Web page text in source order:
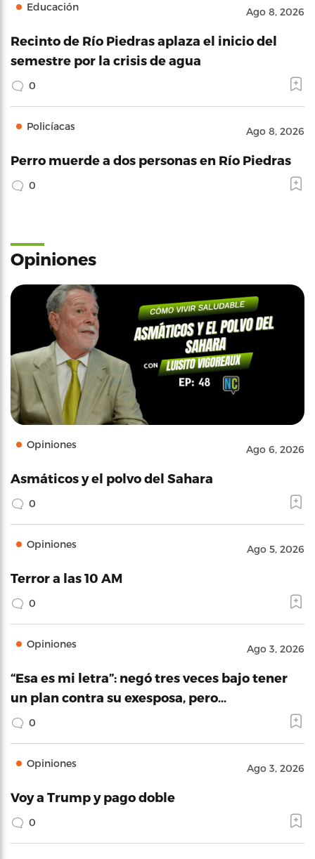
Educación Ago 8, 2026
Recinto de Río Piedras aplaza el inicio del
semestre por la crisis de agua
0
Policíacas Ago 8, 2026
Perro muerde a dos personas en Río Piedras
0
Opiniones
Opiniones Ago 6, 2026
Asmáticos y el polvo del Sahara
0
Opiniones Ago 5, 2026
Terror a las 10 AM
0
Opiniones Ago 3, 2026
“Esa es mi letra”: negó tres veces bajo tener
un plan contra su exesposa, pero…
0
Opiniones Ago 3, 2026
Voy a Trump y pago doble
0